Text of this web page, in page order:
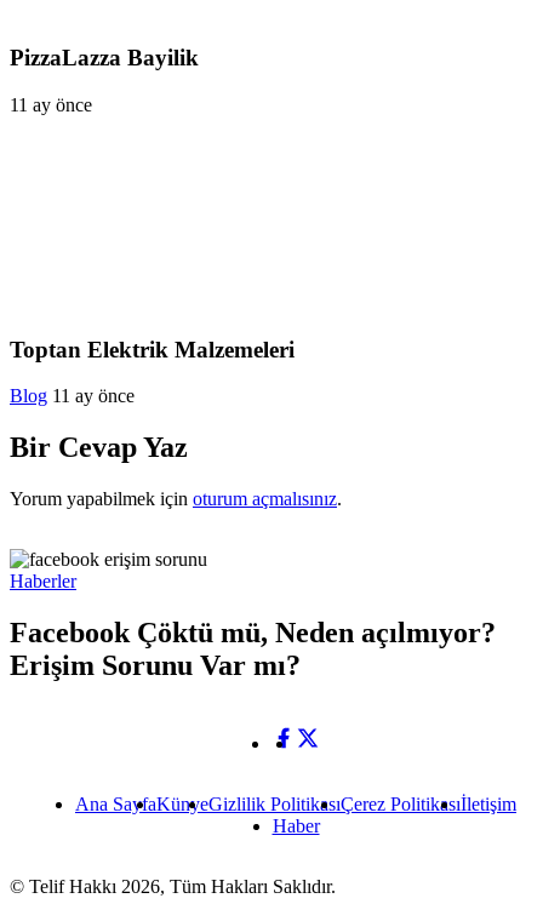
PizzaLazza Bayilik
11 ay önce
Toptan Elektrik Malzemeleri
Blog 11 ay önce
Bir Cevap Yaz
Yorum yapabilmek için oturum açmalısınız.
Haberler
Facebook Çöktü mü, Neden açılmıyor?
Erişim Sorunu Var mı?
Ana SayfaKünyeGizlilik PolitikasıÇerez Politikasıİletişim
Haber
© Telif Hakkı 2026, Tüm Hakları Saklıdır.